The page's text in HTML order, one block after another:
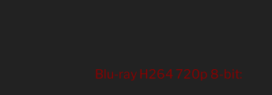
Blu-ray H264 720p 8-bit: